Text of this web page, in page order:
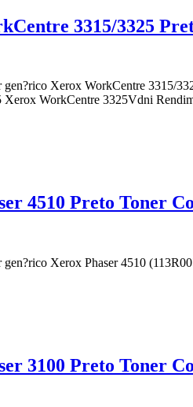
3315/3325
gen?rico Xerox WorkCentre 3315/
Xerox WorkCentre 3325Vdni
4510 Preto Toner
gen?rico Xerox Phaser 4510
3100 Preto Toner